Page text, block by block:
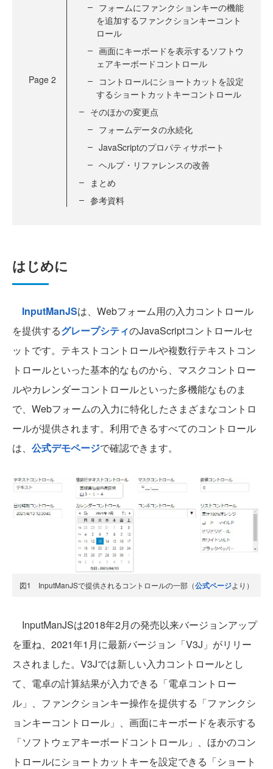
Page 2
フォームにファンクションキーの機能
を追加するファンクションキーコント
ロール
画面にキーボードを表示するソフトウ
ェアキーボードコントロール
コントロールにショートカットを設定
するショートカットキーコントロール
そのほかの変更点
フォームデータの永続化
JavaScriptのプロパティサポート
ヘルプ・リファレンスの改善
まとめ
参考資料
はじめに
InputManJSは、Webフォーム用の入力コントロール
を提供するグレープシティのJavaScriptコントロールセ
ットです。テキストコントロールや複数行テキストコン
トロールといった基本的なものから、マスクコントロー
ルやカレンダーコントロールといった多機能なものま
で、Webフォームの入力に特化したさまざまなコントロ
ールが提供されます。利用できるすべてのコントロール
は、 公式デモページで確認できます。
図1 InputManJSで提供されるコントロールの一部（公式ページより）
InputManJSは2018年2月の発売以来バージョンアップ
を重ね、2021年1月に最新バージョン「V3J」がリリー
スされました。V3Jでは新しい入力コントロールとし
て、電卓の計算結果が入力できる「電卓コントロー
ル」、ファンクションキー操作を提供する「ファンクシ
ョンキーコントロール」、画面にキーボードを表示する
「ソフトウェアキーボードコントロール」、ほかのコン
トロールにショートカットキーを設定できる「ショート